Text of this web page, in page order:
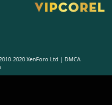
2020 XenForo Ltd | DMCA